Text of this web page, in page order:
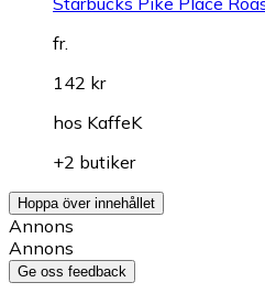
fr.
142 kr
hos KaffeK
+2 butiker
Hoppa över innehållet
Annons
Annons
Ge oss feedback